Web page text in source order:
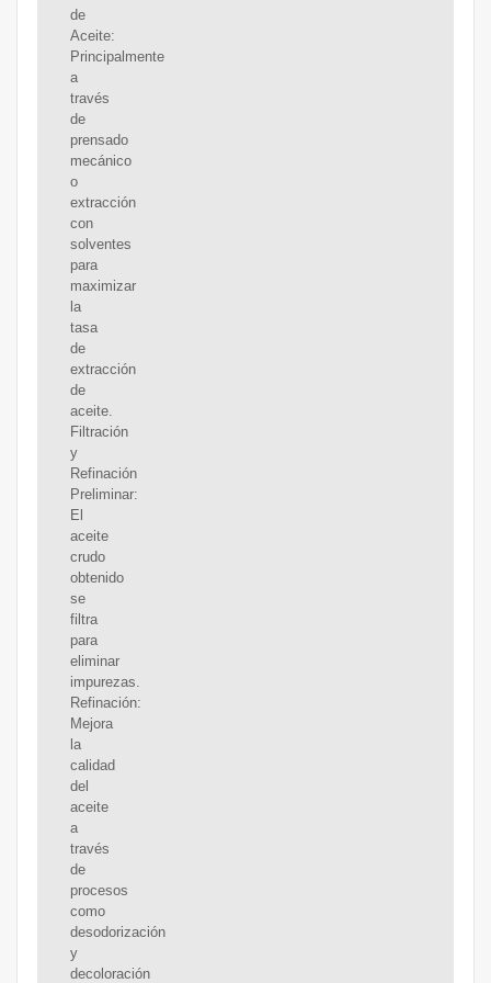
de
Aceite:
Principalmente
a
través
de
prensado
mecánico
o
extracción
con
solventes
para
maximizar
la
tasa
de
extracción
de
aceite.
Filtración
y
Refinación
Preliminar:
El
aceite
crudo
obtenido
se
filtra
para
eliminar
impurezas.
Refinación:
Mejora
la
calidad
del
aceite
a
través
de
procesos
como
desodorización
y
decoloración